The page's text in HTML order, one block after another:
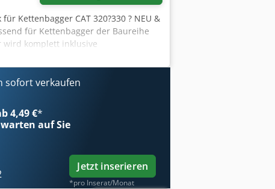
Kettenbagger CAT 320?330 ? NEU &
für Kettenbagger der Baureihe
wird komplett inklusive
Details:* Original CAT-Ausleger
* Inklusive Hubzylinder *
oder für den Umbau bzw. die
sofort verkaufen
4,49 €*
auf Sie
Jetzt inserieren
*pro Inserat/Monat